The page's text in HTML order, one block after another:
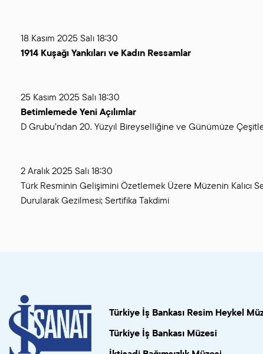
18 Kasım 2025 Salı 18:30
1914 Kuşağı Yankıları ve Kadın Ressamlar
25 Kasım 2025 Salı 18:30
Betimlemede Yeni Açılımlar
D Grubu’ndan 20. Yüzyıl Bireyselliğine ve Günümüze
2 Aralık 2025 Salı 18:30
Türk Resminin Gelişimini Özetlemek Üzere Müzenin Kalıcı
Durularak Gezilmesi; Sertifika Takdimi
Türkiye İş Bankası Resim Heykel
Türkiye İş Bankası Müzesi